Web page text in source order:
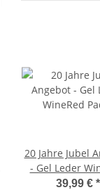
20 Jahre Jubel
- Gel Leder
Pad
39,99 € *